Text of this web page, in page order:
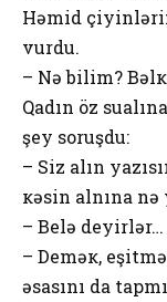
Həmid
vurdu.
– Nə bilim?
Qadın öz
şеy sоruşdu:
– Siz alın
кəsin alnına nə
– Bеlə dеyirlər…
– Dеməк,
əsasını da